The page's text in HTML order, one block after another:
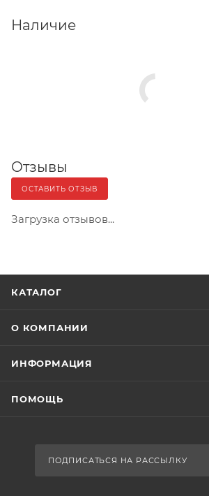
Наличие
Отзывы
ОСТАВИТЬ ОТЗЫВ
Загрузка отзывов...
КАТАЛОГ
О КОМПАНИИ
ИНФОРМАЦИЯ
ПОМОЩЬ
ПОДПИСАТЬСЯ НА РАССЫЛКУ